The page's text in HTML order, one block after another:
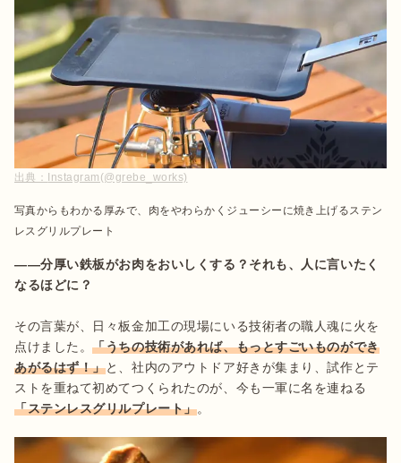
出典： Instagram(@grebe_works)
写真からもわかる厚みで、肉をやわらかくジューシーに焼き上げるステン
レスグリルプレート
――分厚い鉄板がお肉をおいしくする？それも、人に言いたく
なるほどに？
その言葉が、日々板金加工の現場にいる技術者の職人魂に火を
点けました。「うちの技術があれば、もっとすごいものができ
あがるはず！」と、社内のアウトドア好きが集まり、試作とテ
ストを重ねて初めてつくられたのが、今も一軍に名を連ねる
「ステンレスグリルプレート」。